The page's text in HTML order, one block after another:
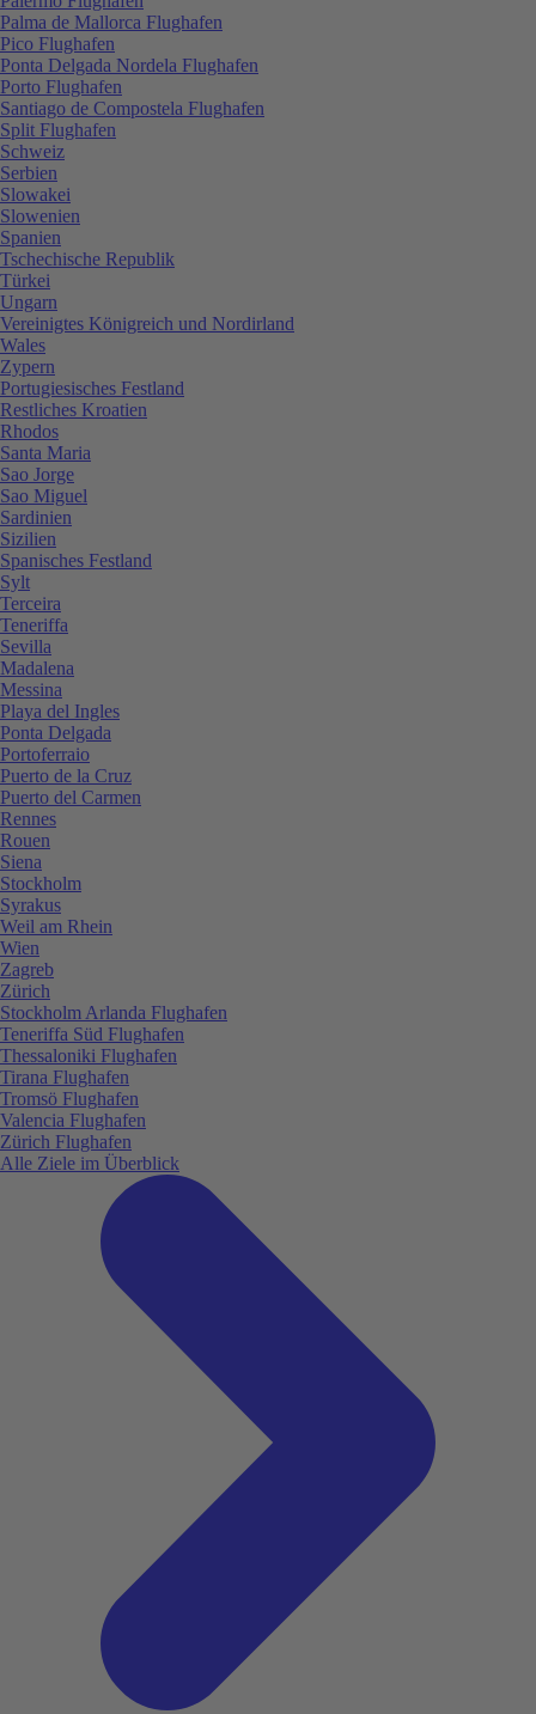
Palma de Mallorca Flughafen
Pico Flughafen
Ponta Delgada Nordela Flughafen
Porto Flughafen
Santiago de Compostela Flughafen
Split Flughafen
Schweiz
Serbien
Slowakei
Slowenien
Spanien
Tschechische Republik
Türkei
Ungarn
Vereinigtes Königreich und Nordirland
Wales
Zypern
Portugiesisches Festland
Restliches Kroatien
Rhodos
Santa Maria
Sao Jorge
Sao Miguel
Sardinien
Sizilien
Spanisches Festland
Sylt
Terceira
Teneriffa
Sevilla
Madalena
Messina
Playa del Ingles
Ponta Delgada
Portoferraio
Puerto de la Cruz
Puerto del Carmen
Rennes
Rouen
Siena
Stockholm
Syrakus
Weil am Rhein
Wien
Zagreb
Zürich
Stockholm Arlanda Flughafen
Teneriffa Süd Flughafen
Thessaloniki Flughafen
Tirana Flughafen
Tromsö Flughafen
Valencia Flughafen
Zürich Flughafen
Alle Ziele im Überblick